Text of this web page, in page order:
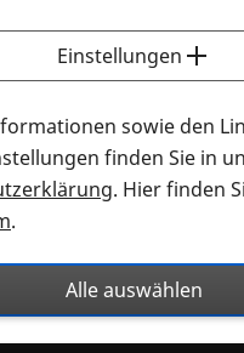
wissen, wie Sie nach
dieses bestellen bzw.
Sie sich die
auf der PRO
sehbehinderte
finden Sie
Sie den Formatfilter, um
und Broschüren, Audios
meisten Flyer und
Einstellungen
sowie den
finden Sie in
. Hier finden
.
Alle auswählen